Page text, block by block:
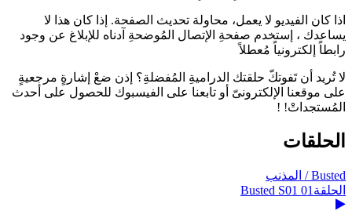
اذا كان الفيديو لا يعمل، محاولة تحديث الصفحة. إذا كان هذا لا
يساعدك ، إستخدم صفحةِ الإتصال المُوضحةِ آدناه للإبلاغ عن وجود
رابطاً إلكترونياً مُعطلاً
لا تُريد أن تَفوتكّ حلقتك الدراميةِ المُفضلةِ؟ إذن ضعْ إشارةٍ مرجعيةٍ
على موقعنا الإلكترونىّ أو تابعنا على الفيسبوك للحصول على أحدث
المُستجداتْ! !
الحلقات
Busted / المذنب
الحلقة01 Busted S01